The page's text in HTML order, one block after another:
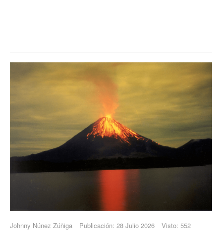
Johnny Núnez Zúñiga Publicación: 28 Julio 2026 Visto: 552